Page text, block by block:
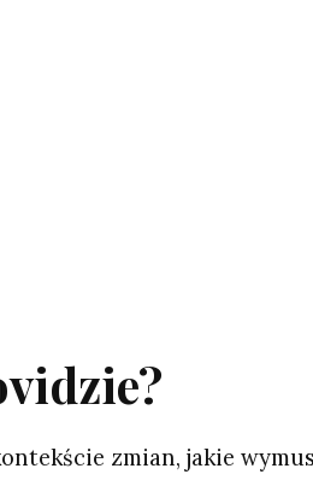
zmian, jakie